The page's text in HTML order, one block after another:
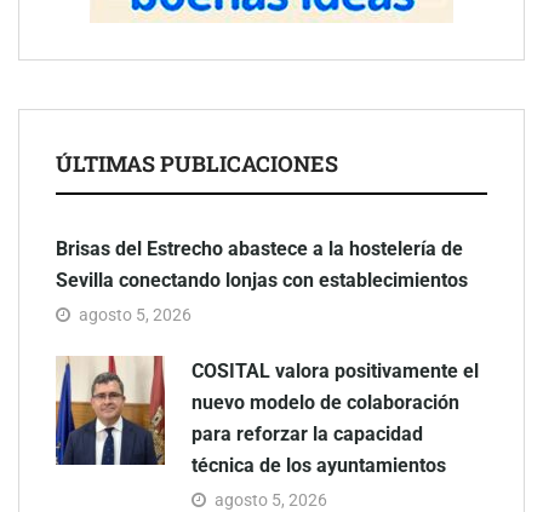
ÚLTIMAS PUBLICACIONES
Brisas del Estrecho abastece a la hostelería de
Sevilla conectando lonjas con establecimientos
agosto 5, 2026
COSITAL valora positivamente el
nuevo modelo de colaboración
para reforzar la capacidad
técnica de los ayuntamientos
agosto 5, 2026